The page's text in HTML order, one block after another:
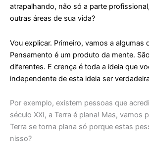
atrapalhando, não só a parte
outras áreas de sua vida?
Vou explicar. Primeiro, vamos a algumas
Pensamento é um produto da mente.
diferentes. E crença é toda a ideia que
independente de esta ideia ser
Por exemplo, existem pessoas que
século XXI, a Terra é plana! Mas, vamos
Terra se torna plana só porque estas
nisso?